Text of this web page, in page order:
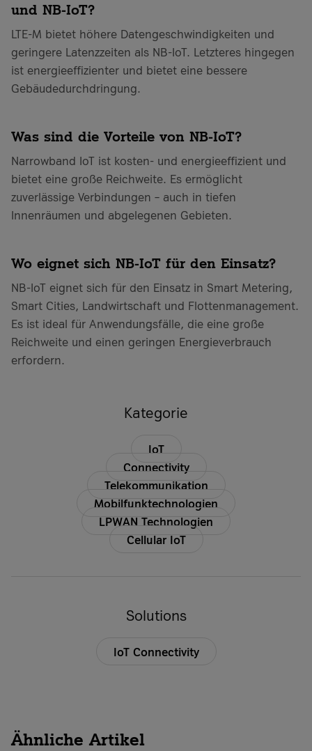
und NB-IoT?
LTE-M bietet höhere Datengeschwindigkeiten und
geringere Latenzzeiten als NB-IoT. Letzteres hingegen
ist energieeffizienter und bietet eine bessere
Gebäudedurchdringung.
Was sind die Vorteile von NB-IoT?
Narrowband IoT ist kosten- und energieeffizient und
bietet eine große Reichweite. Es ermöglicht
zuverlässige Verbindungen – auch in tiefen
Innenräumen und abgelegenen Gebieten.
Wo eignet sich NB-IoT für den Einsatz?
NB-IoT eignet sich für den Einsatz in Smart Metering,
Smart Cities, Landwirtschaft und Flottenmanagement.
Es ist ideal für Anwendungsfälle, die eine große
Reichweite und einen geringen Energieverbrauch
erfordern.
Kategorie
IoT
Connectivity
Telekommunikation
Mobilfunktechnologien
LPWAN Technologien
Cellular IoT
Solutions
IoT Connectivity
Ähnliche Artikel